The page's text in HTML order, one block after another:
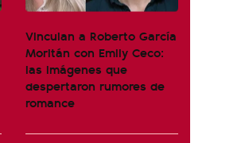
Vinculan a Roberto García
Moritán con Emily Ceco:
las imágenes que
despertaron rumores de
romance